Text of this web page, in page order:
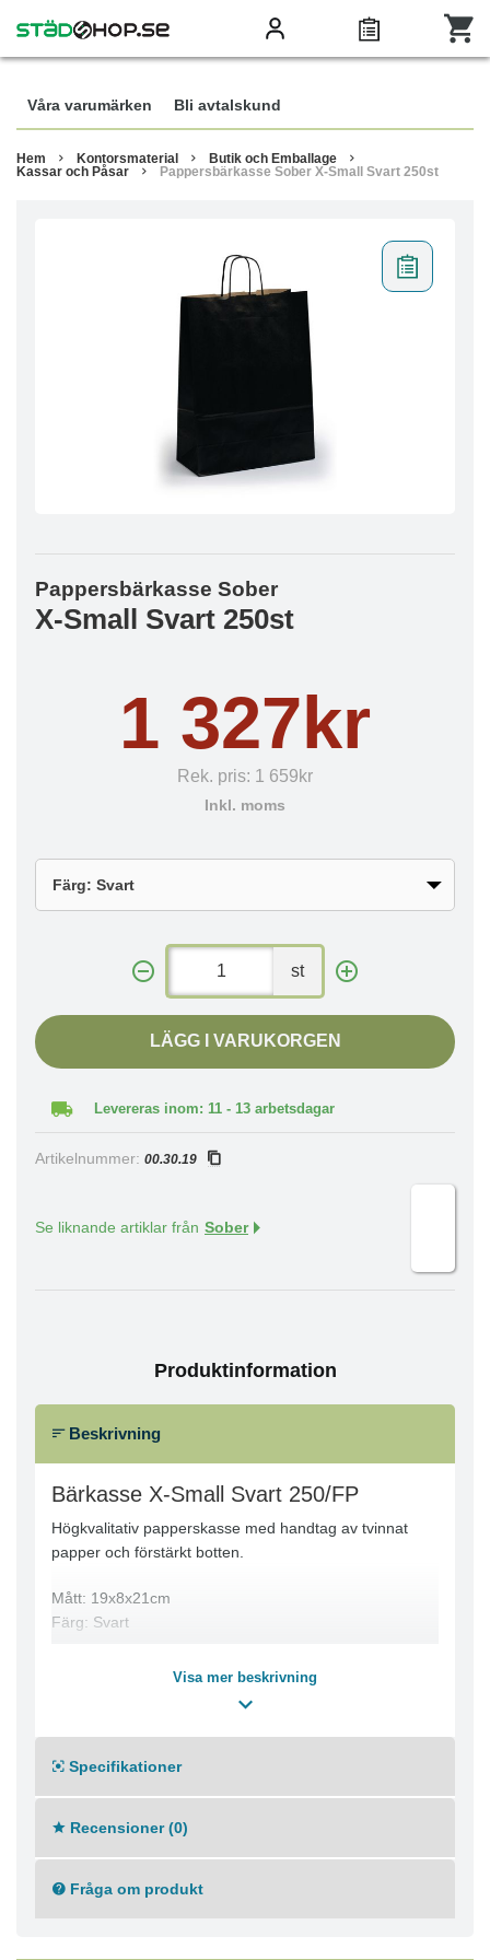
Våra varumärken Bli avtalskund
Hem Kontorsmaterial
Butik och Emballage
Kassar och Påsar
Pappersbärkasse Sober X-Small Svart 250st
Pappersbärkasse Sober
X-Small Svart 250st
1 327kr
Rek. pris: 1 659kr
Inkl. moms
st
LÄGG I VARUKORGEN
Levereras inom: 11 - 13 arbetsdagar
Artikelnummer: 00.30.19
Se liknande artiklar från Sober
Produktinformation
Beskrivning
Bärkasse X-Small Svart 250/FP
Högkvalitativ papperskasse med handtag av tvinnat
papper och förstärkt botten.
Mått: 19x8x21cm
Färg: Svart
Visa mer beskrivning
Specifikationer
Recensioner (0)
Fråga om produkt